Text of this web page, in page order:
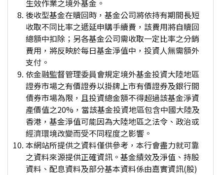
生效作業之境外基金。
後收型基金在贖回時，基金公司將依持有期間長短
收取不同比率之遞延申購手續費，該費用將自贖回
總額中扣除；另各基金公司需收取一定比率之分銷
費用，將反映於每日基金淨值中，投資人無需額外
支付。
依金融監督管理委員會規定境外基金投資大陸地區
證券市場之有價證券以掛牌上市有價證券及銀行間
債券市場為限，且投資總金額不得超過該基金淨資
產價值之20%，當該基金投資地區包含中國大陸及
香港，基金淨值可能因為大陸地區之法令、政治或
經濟環境改變而受不同程度之影響。
本網站所提供之資料僅供參考，本行會盡力就可靠
之資料來源提供正確資訊。基金績效及淨值、持股
資料、配息資料及部分基本資料係由嘉實資訊(股)